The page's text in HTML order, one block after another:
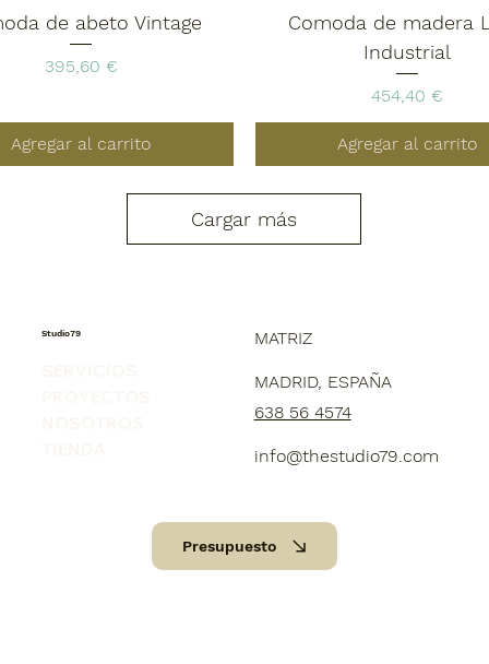
de abeto Vintage
Precio
395,60 €
Agregar al carrito
Comoda de madera
Industrial
Precio
454,40 €
Agregar al carrito
Cargar más
Studio79 MATRIZ
MADRID, ESPAÑA
638 56 4574
info@thestudio79.com
Presupuesto